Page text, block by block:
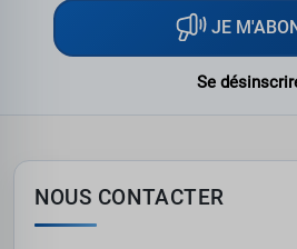
JE
Se
NOUS CONTACTER